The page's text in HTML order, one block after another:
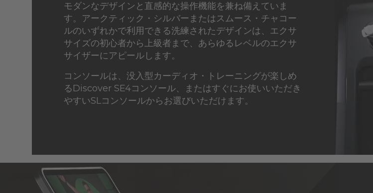
モダンなデザインと直感的な操作機能を兼ね備えていま
す。アークティック・シルバーまたはスムース・チャコー
ルのいずれかで利用できる洗練されたデザインは、エクサ
サイズの初心者から上級者まで、あらゆるレベルのエクサ
サイザーにアピールします。
コンソールは、没入型カーディオ・トレーニングが楽しめ
るDiscover SE4コンソール、またはすぐにお使いいただき
やすいSLコンソールからお選びいただけます。